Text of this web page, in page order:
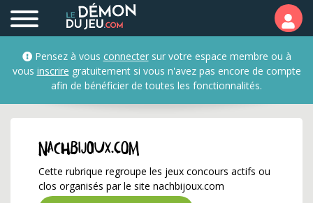
nachbijoux.com ✅
Pensez à vous connectersur votre espace membre ou à
vous inscrire gratuitement si vous n'avez pas encore de compte
afin de bénéficier de toutes les fonctionnalités.
nachbijoux.com
Cette rubrique regroupe les jeux concours actifs ou
clos organisés par le site nachbijoux.com